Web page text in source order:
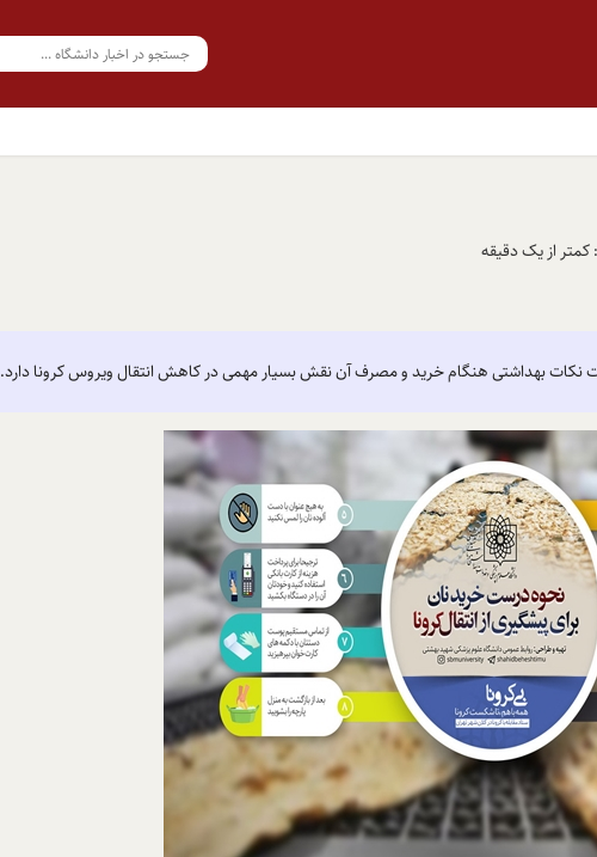
کمتر از یک دقیقه
نکات بهداشتی هنگام خرید و مصرف آن نقش بسیار مهمی در کاهش انتقال ویروس کرونا دارد.